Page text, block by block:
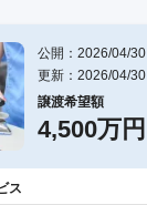
公開：2026/04/30
更新：2026/04/30
譲渡希望額
4,500万円
ス